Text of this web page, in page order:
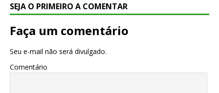
SEJA O PRIMEIRO A COMENTAR
Faça um comentário
Seu e-mail não será divulgado.
Comentário